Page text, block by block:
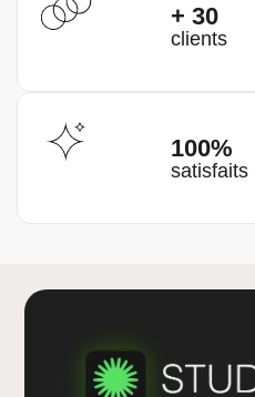
+ 30
clients
100%
satisfaits